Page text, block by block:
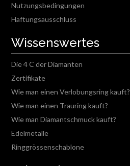
Nutzungsbedingungen
Haftungsausschluss
Wissenswertes
Die 4 C der Diamanten
Zertifikate
Wie man einen Verlobungsring kauft?
Wie man einen Trauring kauft?
Wie man Diamantschmuck kauft?
Edelmetalle
Ringgrössenschablone